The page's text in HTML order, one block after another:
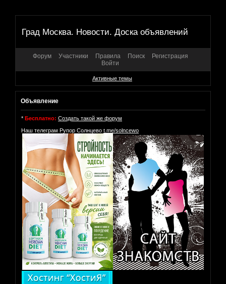
Град Москва. Новости. Доска объявлений
Форум Участники Правила Поиск
Регистрация
Войти
Активные темы
Объявление
* Бесплатно: Создать такой же форум
Наш телеграм Рупор Солнцево t.me/solncewo